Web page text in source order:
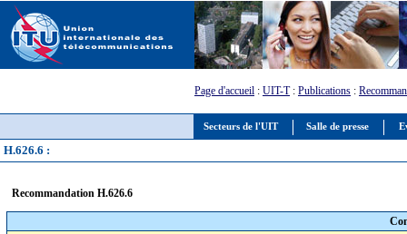
Secteurs de l'UIT Salle de presse
Page d'accueil : UIT-T: Publications :
H.626.6 :
Recommandation H.626.6